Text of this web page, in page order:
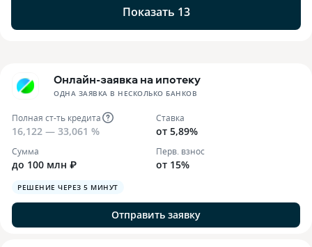
Показать 13
Онлайн-заявка на ипотеку
ОДНА ЗАЯВКА В НЕСКОЛЬКО БАНКОВ
Полная ст-ть кредита
16,122 — 33,061 %
Ставка
от 5,89%
Сумма
до 100 млн ₽
Перв. взнос
от 15%
РЕШЕНИЕ ЧЕРЕЗ 5 МИНУТ
Отправить заявку